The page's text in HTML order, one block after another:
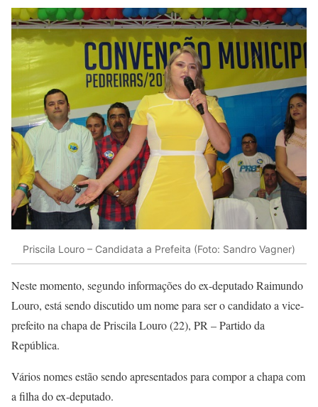
Priscila Louro – Candidata a Prefeita (Foto: Sandro Vagner)
Neste momento, segundo informações do ex-deputado Raimundo
Louro, está sendo discutido um nome para ser o candidato a vice-
prefeito na chapa de Priscila Louro (22), PR – Partido da
República.
Vários nomes estão sendo apresentados para compor a chapa com
a filha do ex-deputado.